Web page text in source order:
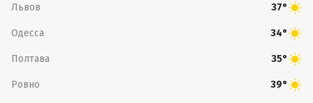
Львов 37°
Одесса 34°
Полтава 35°
Ровно 39°